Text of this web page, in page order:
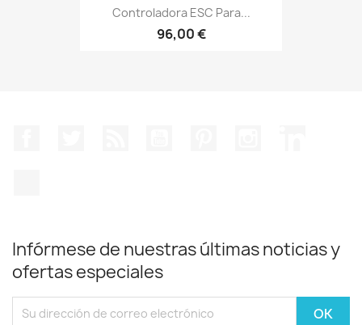
Controladora ESC Para...
96,00 €
Infórmese de nuestras últimas noticias y
ofertas especiales